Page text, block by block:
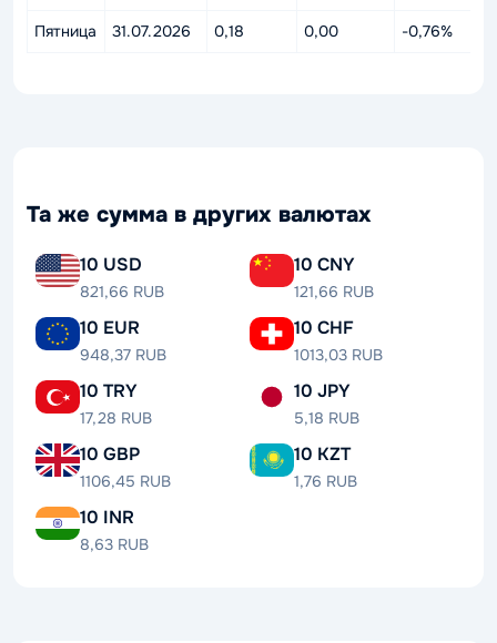
Пятница 31.07.2026 0,18 0,00 -0,76%
Та же сумма в других валютах
10 USD
821,66 RUB
10 CNY
121,66 RUB
10 EUR
948,37 RUB
10 CHF
1013,03 RUB
10 TRY
17,28 RUB
10 JPY
5,18 RUB
10 GBP
1106,45 RUB
10 KZT
1,76 RUB
10 INR
8,63 RUB